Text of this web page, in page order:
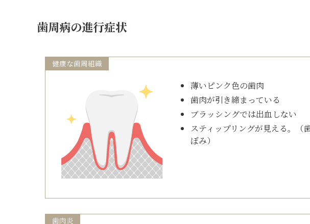
歯周病の進行症状
健康な歯周組織
薄いピンク色の歯肉
歯肉が引き締まっている
ブラッシングでは出血しない
スティップリングが見える。（
ぼみ）
歯肉炎